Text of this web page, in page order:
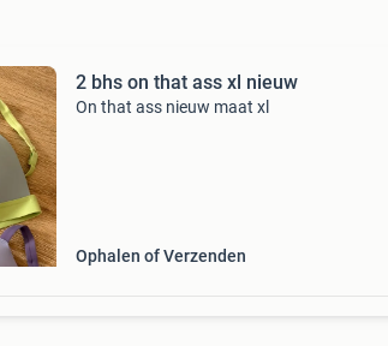
2 bhs on that ass xl nieuw
On that ass nieuw maat xl
Ophalen of Verzenden